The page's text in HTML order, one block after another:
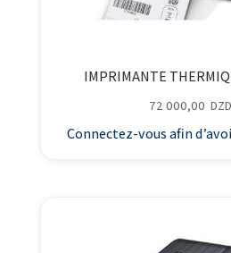
IMPRIMANTE
72 000,00 DZD
Connectez-vous afin